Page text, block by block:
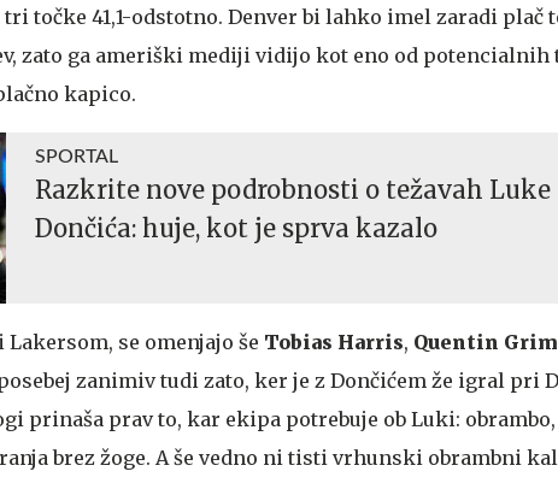
točke 41,1-odstotno. Denver bi lahko imel zaradi plač
zato ga ameriški mediji vidijo kot eno od potencialnih
kapico.
SPORTAL
Razkrite nove podrobnosti o težavah Luke
Dončića: huje, kot je sprva kazalo
se omenjajo še Tobias Harris, Quentin
zanimiv tudi zato, ker je z Dončićem že igral pri
prinaša prav to, kar ekipa potrebuje ob Luki: obrambo,
brez žoge. A še vedno ni tisti vrhunski obrambni